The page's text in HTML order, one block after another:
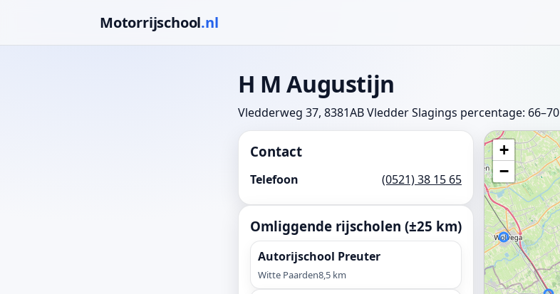
Motorrijschool.nl
H M Augustijn
Vledderweg 37, 8381AB VledderSlagings percentage: 66–70
Contact
Telefoon (0521) 38 15 65
Omliggende rijscholen (±25 km)
Autorijschool Preuter
Witte Paarden8,5 km
+
−